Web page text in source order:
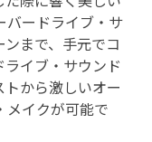
バードライブ・サ
まで、手元でコ
イブ・サウンド
から激しいオー
メイクが可能で